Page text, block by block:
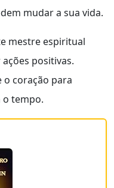
mudar a sua vida.
mestre espiritual
positivas.
o coração para
o tempo.